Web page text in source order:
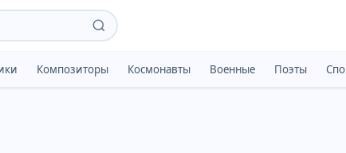
Композиторы Космонавты Военные Поэты